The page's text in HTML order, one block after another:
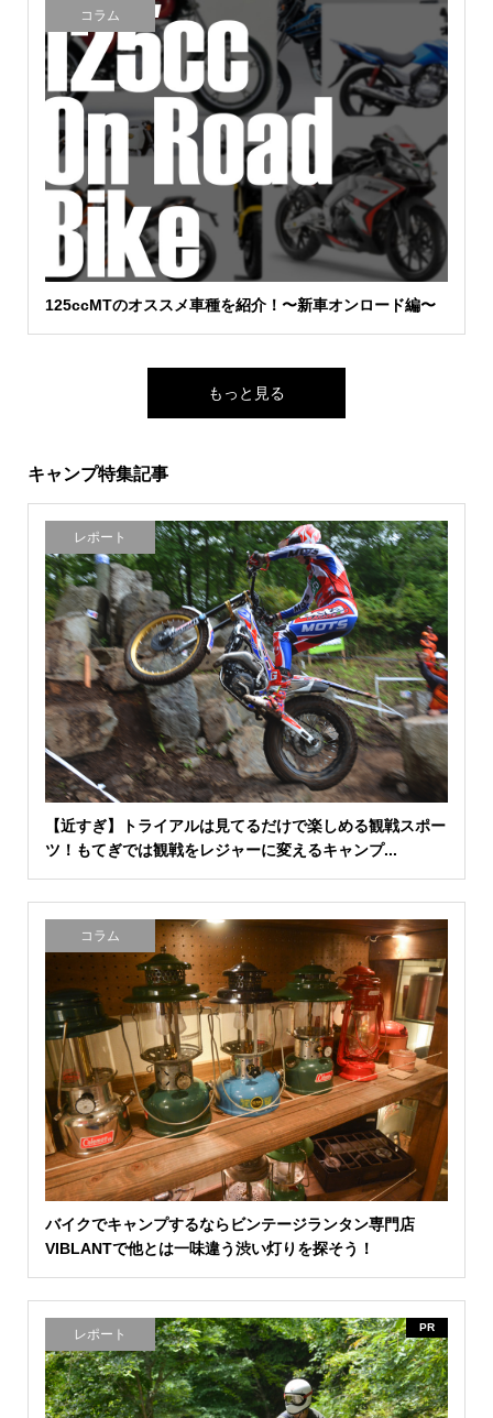
コラム
125ccMTのオススメ車種を紹介！〜新車オンロード編〜
もっと見る
キャンプ特集記事
レポート
【近すぎ】トライアルは見てるだけで楽しめる観戦スポー
ツ！もてぎでは観戦をレジャーに変えるキャンプ...
コラム
バイクでキャンプするならビンテージランタン専門店
VIBLANTで他とは一味違う渋い灯りを探そう！
レポート PR